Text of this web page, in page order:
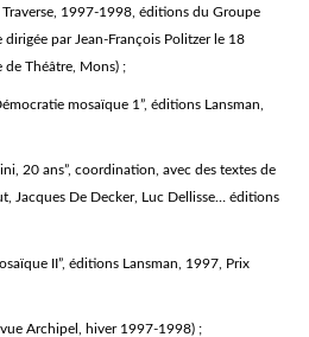
1997-1998, éditions du Groupe
par Jean-François Politzer le 18
de Théâtre, Mons) ;
mosaïque 1”, éditions Lansman,
20 ans”, coordination, avec des textes de
Jacques De Decker, Luc Dellisse… éditions
II”, éditions Lansman, 1997, Prix
Archipel, hiver 1997-1998) ;